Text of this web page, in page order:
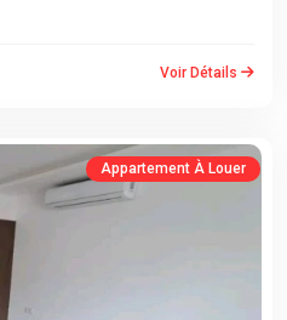
Voir Détails
Appartement À Louer